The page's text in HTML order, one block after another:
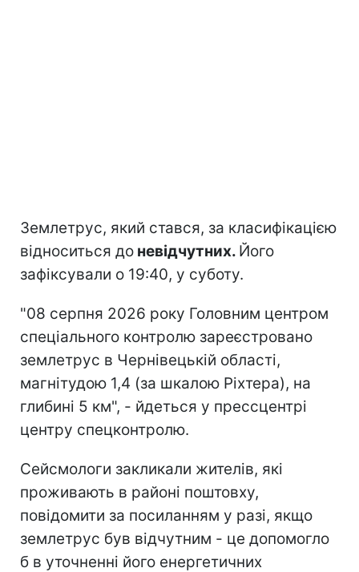
Землетрус, який стався, за класифікацією
відноситься до невідчутних. Його
зафіксували о 19:40, у суботу.
"08 серпня 2026 року Головним центром
спеціального контролю зареєстровано
землетрус в Чернівецькій області,
магнітудою 1,4 (за шкалою Ріхтера), на
глибині 5 км", - йдеться у прессцентрі
центру спецконтролю.
Сейсмологи закликали жителів, які
проживають в районі поштовху,
повідомити за посиланням у разі, якщо
землетрус був відчутним - це допомогло
б в уточненні його енергетичних